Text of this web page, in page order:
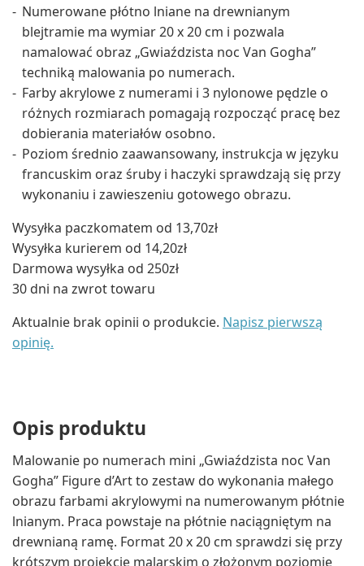
Numerowane płótno lniane na drewnianym
blejtramie ma wymiar 20 x 20 cm i pozwala
namalować obraz „Gwiaździsta noc Van Gogha”
techniką malowania po numerach.
Farby akrylowe z numerami i 3 nylonowe pędzle o
różnych rozmiarach pomagają rozpocząć pracę bez
dobierania materiałów osobno.
Poziom średnio zaawansowany, instrukcja w języku
francuskim oraz śruby i haczyki sprawdzają się przy
wykonaniu i zawieszeniu gotowego obrazu.
Wysyłka paczkomatem od 13,70zł
Wysyłka kurierem od 14,20zł
Darmowa wysyłka od 250zł
30 dni na zwrot towaru
Aktualnie brak opinii o produkcie. Napisz pierwszą
opinię.
Opis produktu
Malowanie po numerach mini „Gwiaździsta noc Van
Gogha” Figure d’Art to zestaw do wykonania małego
obrazu farbami akrylowymi na numerowanym płótnie
lnianym. Praca powstaje na płótnie naciągniętym na
drewnianą ramę. Format 20 x 20 cm sprawdzi się przy
krótszym projekcie malarskim o złożonym poziomie